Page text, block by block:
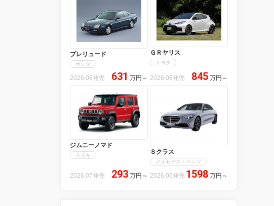
プレリュード
ホンダ
2026.08発売 631 万円 ～
ＧＲヤリス
トヨタ
2026.08発売 845 万円 ～
ジムニーノマド
スズキ
2026.07発売 293 万円 ～
Ｓクラス
メルセデス・ベンツ
2026.06発売 1598 万円 ～